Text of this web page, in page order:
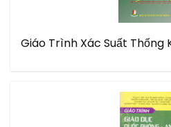
Giáo Trình Xác Suất Thống